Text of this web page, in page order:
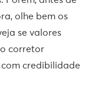
olhe bem os
se valores
corretor
credibilidade